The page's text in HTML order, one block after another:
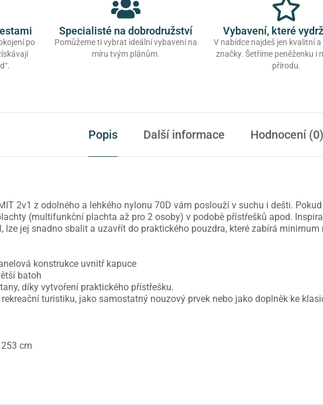
po
Specialisté na dobrodružství
Pomůžeme ti vybrat ideální vybavení na
míru tvým plánům.
Vybavení, které
V nabídce najdeš jen kvalitní
značky. Šetříme peněženku i
přírodu.
Popis Další informace Hodnocení (0)
2v1 z odolného a lehkého nylonu 70D vám poslouží v suchu i dešti.
(multifunkční plachta až pro 2 osoby) v podobě přístřešků apod.
lze jej snadno sbalit a uzavřít do praktického pouzdra, které zabírá
konstrukce uvnitř kapuce
batoh
díky vytvoření praktického přístřešku.
turistiku, jako samostatný nouzový prvek nebo jako doplněk ke
cm